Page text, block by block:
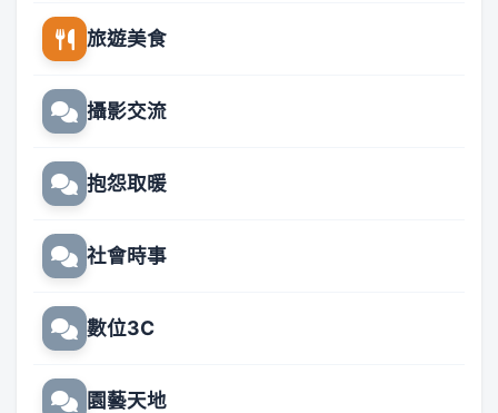
旅遊美食
攝影交流
抱怨取暖
社會時事
數位3C
園藝天地